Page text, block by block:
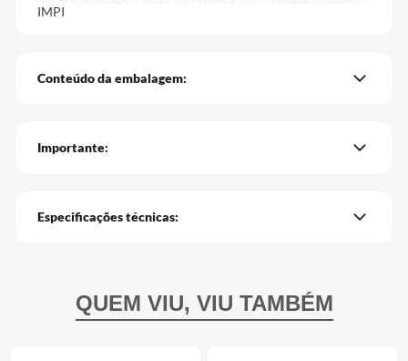
IMPI
Conteúdo da embalagem:
Importante:
Especificações técnicas: